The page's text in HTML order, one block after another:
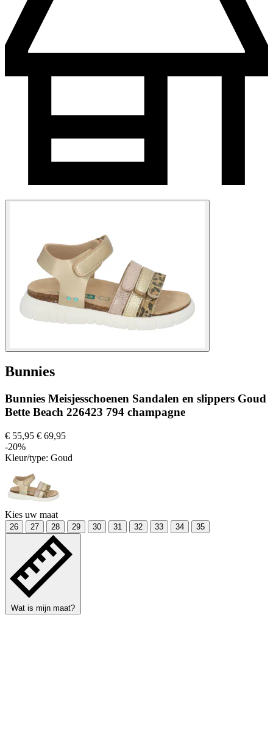
Bunnies
Bunnies Meisjesschoenen Sandalen en slippers Goud
Bette Beach 226423 794 champagne
€ 55,95 € 69,95
-20%
Kleur/type: Goud
Kies uw maat
26 27 28 29 30 31 32 33 34 35
Wat is mijn maat?